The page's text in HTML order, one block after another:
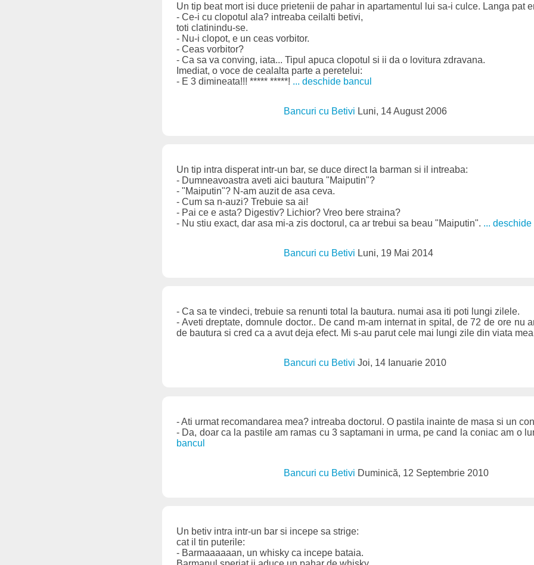
Un tip beat mort isi duce prietenii de pahar in apartamentul lui sa-i culce. Langa pat
- Ce-i cu clopotul ala? intreaba ceilalti betivi,
toti clatinindu-se.
- Nu-i clopot, e un ceas vorbitor.
- Ceas vorbitor?
- Ca sa va conving, iata... Tipul apuca clopotul si ii da o lovitura zdravana.
Imediat, o voce de cealalta parte a peretelui:
- E 3 dimineata!!! ***** *****! ... deschide bancul
Bancuri cu Betivi Luni, 14 August 2006
Un tip intra disperat intr-un bar, se duce direct la barman si il intreaba:
- Dumneavoastra aveti aici bautura "Maiputin"?
- "Maiputin"? N-am auzit de asa ceva.
- Cum sa n-auzi? Trebuie sa ai!
- Pai ce e asta? Digestiv? Lichior? Vreo bere straina?
- Nu stiu exact, dar asa mi-a zis doctorul, ca ar trebui sa beau "Maiputin". ...
Bancuri cu Betivi Luni, 19 Mai 2014
- Ca sa te vindeci, trebuie sa renunti total la bautura. numai asa iti poti lungi zilele.
- Aveti dreptate, domnule doctor.. De cand m-am internat in spital, de 72 de ore nu
de bautura si cred ca a avut deja efect. Mi s-au parut cele mai lungi zile din viata
Bancuri cu BetiviJoi, 14 Ianuarie 2010
- Ati urmat recomandarea mea? intreaba doctorul. O pastila inainte de masa si un
- Da, doar ca la pastile am ramas cu 3 saptamani in urma, pe cand la coniac am o
bancul
Bancuri cu Betivi Duminică, 12 Septembrie 2010
Un betiv intra intr-un bar si incepe sa strige:
cat il tin puterile:
- Barmaaaaaan, un whisky ca incepe bataia.